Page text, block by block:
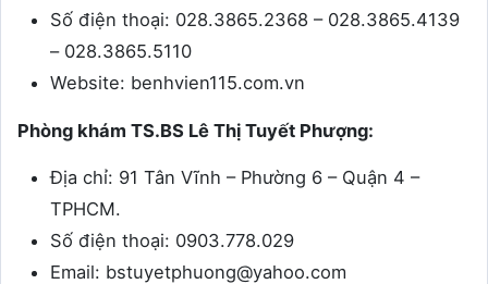
Số điện thoại: 028.3865.2368 – 028.3865.4139
– 028.3865.5110
Website: benhvien115.com.vn
Phòng khám TS.BS Lê Thị Tuyết Phượng:
Địa chỉ: 91 Tân Vĩnh – Phường 6 – Quận 4 –
TPHCM.
Số điện thoại: 0903.778.029
Email: bstuyetphuong@yahoo.com